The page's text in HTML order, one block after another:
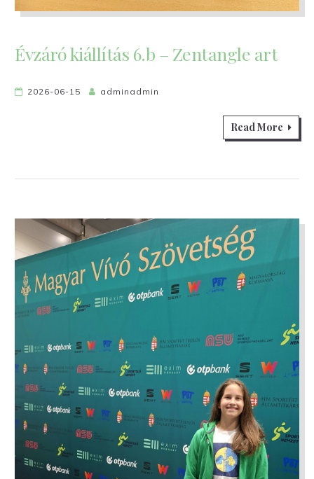
Évzáró kiállítás 6.b – Zentangle art
2026-06-15 adminadmin
Read More